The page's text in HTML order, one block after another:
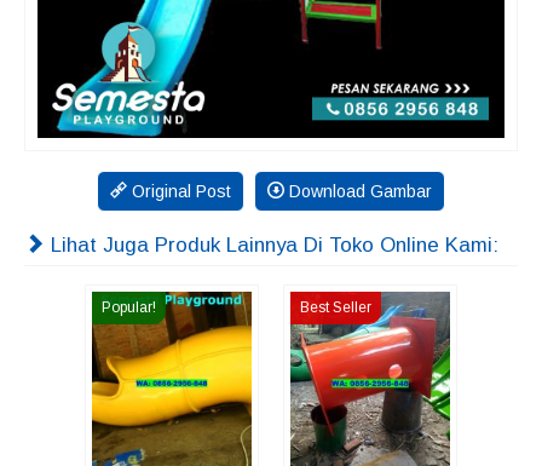
Original Post Download Gambar
Lihat Juga Produk Lainnya Di Toko Online Kami:
Popular! Best Seller